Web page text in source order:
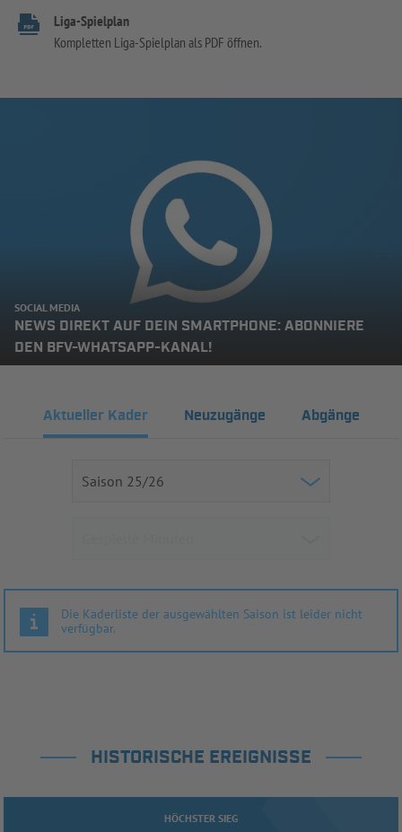
Liga-Spielplan
Kompletten Liga-Spielplan als PDF öffnen.
SOCIAL MEDIA
NEWS DIREKT AUF DEIN SMARTPHONE: ABONNIERE
DEN BFV-WHATSAPP-KANAL!
Aktueller Kader Neuzugänge Abgänge
Die Kaderliste der ausgewählten Saison ist leider nicht
verfügbar.
HISTORISCHE EREIGNISSE
HÖCHSTER SIEG